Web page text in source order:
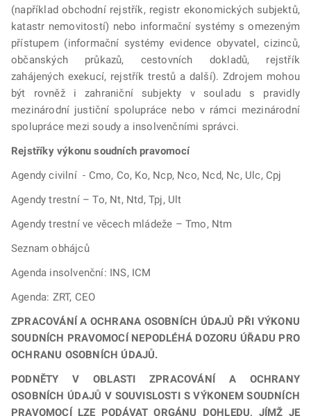
(například obchodní rejstřík, registr ekonomických subjektů,
katastr nemovitostí) nebo informační systémy s omezeným
přístupem (informační systémy evidence obyvatel, cizinců,
občanských průkazů, cestovních dokladů, rejstřík
zahájených exekucí, rejstřík trestů a další). Zdrojem mohou
být rovněž i zahraniční subjekty v souladu s pravidly
mezinárodní justiční spolupráce nebo v rámci mezinárodní
spolupráce mezi soudy a insolvenčními správci.
Rejstříky výkonu soudních pravomocí
Agendy civilní - Cmo, Co, Ko, Ncp, Nco, Ncd, Nc, Ulc, Cpj
Agendy trestní – To, Nt, Ntd, Tpj, Ult
Agendy trestní ve věcech mládeže – Tmo, Ntm
Seznam obhájců
Agenda insolvenční: INS, ICM
Agenda: ZRT, CEO
ZPRACOVÁNÍ A OCHRANA OSOBNÍCH ÚDAJŮ PŘI VÝKONU
SOUDNÍCH PRAVOMOCÍ NEPODLÉHÁ DOZORU ÚŘADU PRO
OCHRANU OSOBNÍCH ÚDAJŮ.
PODNĚTY V OBLASTI ZPRACOVÁNÍ A OCHRANY
OSOBNÍCH ÚDAJŮ V SOUVISLOSTI S VÝKONEM SOUDNÍCH
PRAVOMOCÍ LZE PODÁVAT ORGÁNU DOHLEDU, JÍMŽ JE